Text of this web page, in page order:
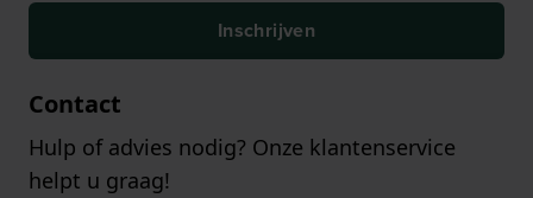
Inschrijven
Contact
Hulp of advies nodig? Onze klantenservice
helpt u graag!